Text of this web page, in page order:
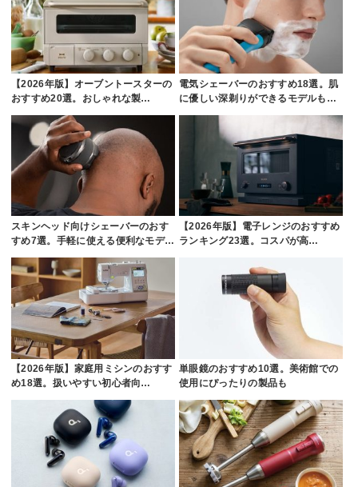
【2026年版】オーブントースターの
おすすめ20選。おしゃれな製…
電気シェーバーのおすすめ18選。肌
に優しい深剃りができるモデルも…
スキンヘッド向けシェーバーのおす
すめ7選。手軽に使える便利なモデ…
【2026年版】電子レンジのおすすめ
ランキング23選。コスパが高…
【2026年版】家庭用ミシンのおすす
め18選。扱いやすい初心者向…
単眼鏡のおすすめ10選。美術館での
使用にぴったりの製品も